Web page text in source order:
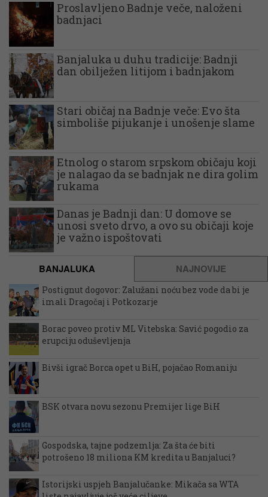
Proslavljeno Badnje veče, naloženi
badnjaci
Banjaluka u duhu tradicije: Badnji
dan obilježen litijom i badnjakom
Stari običaj na Badnje veče: Evo šta
simboliše pijukanje i unošenje slame
Etnolog o starom srpskom običaju koji
je nalagao da se badnjak ne dira golim
rukama
Danas je Badnji dan: U domove se
unosi sveto drvo, a ovo su običaji koje
je važno ispoštovati
BANJALUKA NAJNOVIJE
Postignut dogovor: Zalužani noću bez vode da bi je
imali Dragočaj i Potkozarje
Borac poveo protiv ML Vitebska: Savić pogodio za
erupciju oduševljenja
Bivši igrač Borca opet u BiH, pojačao Romaniju
BSK otvara novu sezonu Premijer lige BiH
Gospodska, tajne podzemlja: Za šta će biti
potrošeno 18 miliona KM kredita u Banjaluci?
Istorijski uspjeh Banjalučanke: Mikača sa WTA